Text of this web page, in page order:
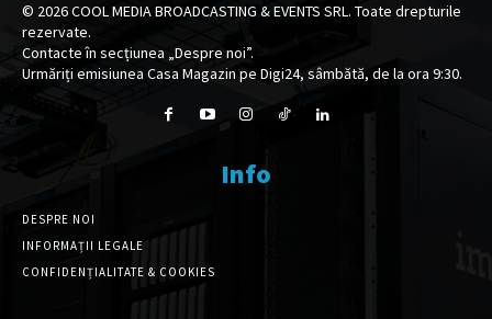
© 2026COOL MEDIA BROADCASTING & EVENTS SRL. Toate drepturile
rezervate.
Contacte în secțiunea „Despre noi”.
Urmăriți emisiunea Casa Magazin pe Digi24, sâmbătă, de la ora 9:30.
Info
DESPRE NOI
INFORMAȚII LEGALE
CONFIDENȚIALITATE & COOKIES